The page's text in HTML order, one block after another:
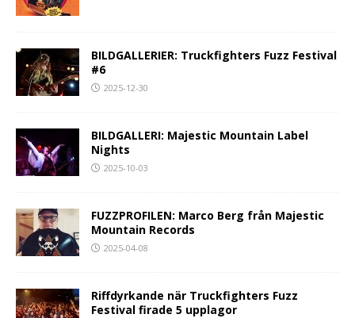
BILDGALLERIER: Truckfighters Fuzz Festival
#6
2025-12-30
BILDGALLERI: Majestic Mountain Label
Nights
2025-10-03
FUZZPROFILEN: Marco Berg från Majestic
Mountain Records
2025-04-08
Riffdyrkande när Truckfighters Fuzz
Festival firade 5 upplagor